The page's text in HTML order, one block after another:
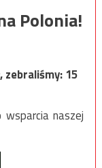
Polonia!
zebraliśmy:15
wsparcia naszej